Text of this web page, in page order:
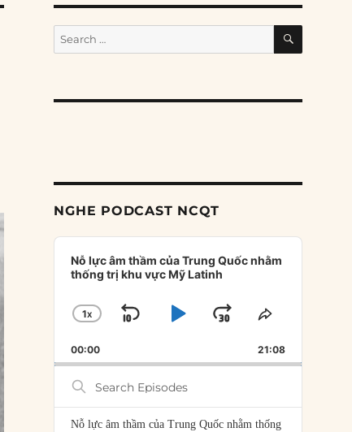
Search
for:
SEARCH
NGHE PODCAST NCQT
Audio
Player
Nỗ lực âm thầm của Trung Quốc nhằm
thống trị khu vực Mỹ Latinh
CHANGE
RATE
1X
SKIP
BACKWARD
PLAYJUMP
FORWARD
SHARE
EPISODE
00:00 21:08
Search
Episodes
Nỗ lực âm thầm của Trung Quốc nhằm thống